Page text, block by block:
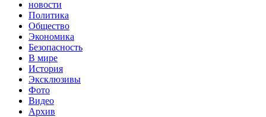
новости
Политика
Общество
Экономика
Безопасность
В мире
История
Эксклюзивы
Фото
Видео
Архив